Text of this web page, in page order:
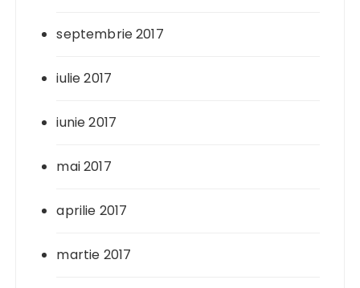
septembrie 2017
iulie 2017
iunie 2017
mai 2017
aprilie 2017
martie 2017